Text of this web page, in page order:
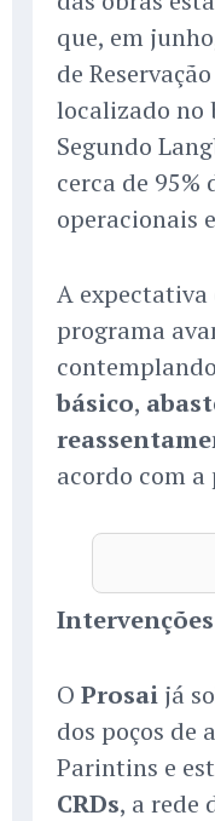
que, em
de
localizado no
Segundo
cerca de 95%
operacionais
A expectativa
programa
básico,
acordo com a
O Prosai já
dos poços de
Parintins e
CRDs, a rede